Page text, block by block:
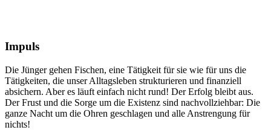
Impuls
Die Jünger gehen Fischen, eine Tätigkeit für sie wie für uns die
Tätigkeiten, die unser Alltagsleben strukturieren und finanziell
absichern. Aber es läuft einfach nicht rund! Der Erfolg bleibt aus.
Der Frust und die Sorge um die Existenz sind nachvollziehbar: Die
ganze Nacht um die Ohren geschlagen und alle Anstrengung für
nichts!